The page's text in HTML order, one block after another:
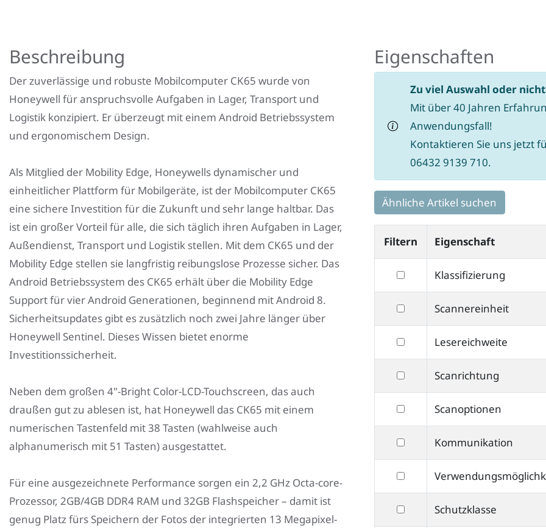
Beschreibung
Der zuverlässige und robuste Mobilcomputer CK65 wurde von
Honeywell für anspruchsvolle Aufgaben in Lager, Transport und
Logistik konzipiert. Er überzeugt mit einem Android Betriebssystem
und ergonomischem Design.
Als Mitglied der Mobility Edge, Honeywells dynamischer und
einheitlicher Plattform für Mobilgeräte, ist der Mobilcomputer CK65
eine sichere Investition für die Zukunft und sehr lange haltbar. Das
ist ein großer Vorteil für alle, die sich täglich ihren Aufgaben in Lager,
Außendienst, Transport und Logistik stellen. Mit dem CK65 und der
Mobility Edge stellen sie langfristig reibungslose Prozesse sicher. Das
Android Betriebssystem des CK65 erhält über die Mobility Edge
Support für vier Android Generationen, beginnend mit Android 8.
Sicherheitsupdates gibt es zusätzlich noch zwei Jahre länger über
Honeywell Sentinel. Dieses Wissen bietet enorme
Investitionssicherheit.
Neben dem großen 4"-Bright Color-LCD-Touchscreen, das auch
draußen gut zu ablesen ist, hat Honeywell das CK65 mit einem
numerischen Tastenfeld mit 38 Tasten (wahlweise auch
alphanumerisch mit 51 Tasten) ausgestattet.
Für eine ausgezeichnete Performance sorgen ein 2,2 GHz Octa-core-
Prozessor, 2GB/4GB DDR4 RAM und 32GB Flashspeicher – damit ist
genug Platz fürs Speichern der Fotos der integrierten 13 Megapixel-
Eigenschaften
Zu viel Auswahl oder
Mit über 40 Jahren
Anwendungsfall!
Kontaktieren Sie uns jetzt
06432 9139 710.
Ähnliche Artikel suchen
Filtern Eigenschaft
filtern
nach
Klassifizierung
Klassifizierung
filtern
nach
Scannereinheit
Scannereinheit
filtern
nach
Lesereichweite
Lesereichweite
filtern
nach
Scanrichtung
Scanrichtung
filtern
nach
Scanoptionen
Scanoptionen
filtern
nach
Kommunikation
Kommunikation
filtern
nach
Verwendungsmöglichkeiten
filtern
Schutzklasse